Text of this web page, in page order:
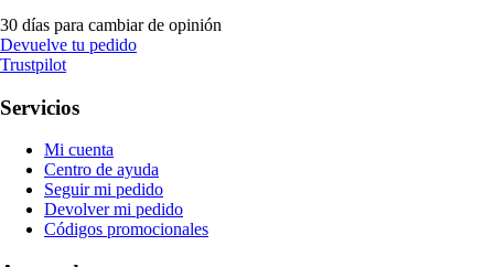
30 días para cambiar de opinión
Devuelve tu pedido
Trustpilot
Servicios
Mi cuenta
Centro de ayuda
Seguir mi pedido
Devolver mi pedido
Códigos promocionales